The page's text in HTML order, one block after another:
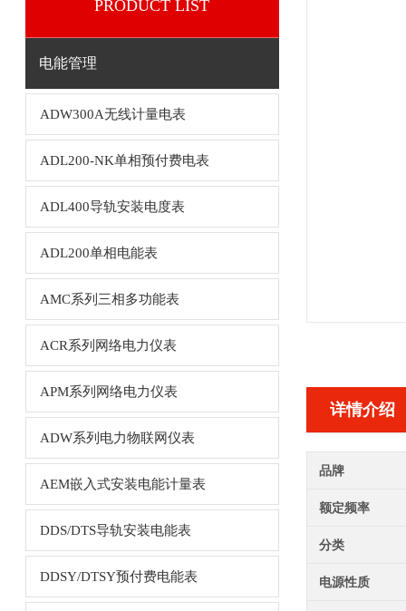
PRODUCT LIST
电能管理
ADW300A无线计量电表
ADL200-NK单相预付费电表
ADL400导轨安装电度表
ADL200单相电能表
AMC系列三相多功能表
ACR系列网络电力仪表
APM系列网络电力仪表
ADW系列电力物联网仪表
AEM嵌入式安装电能计量表
DDS/DTS导轨安装电能表
DDSY/DTSY预付费电能表
详情介绍
品牌
额定频率
分类
电源性质